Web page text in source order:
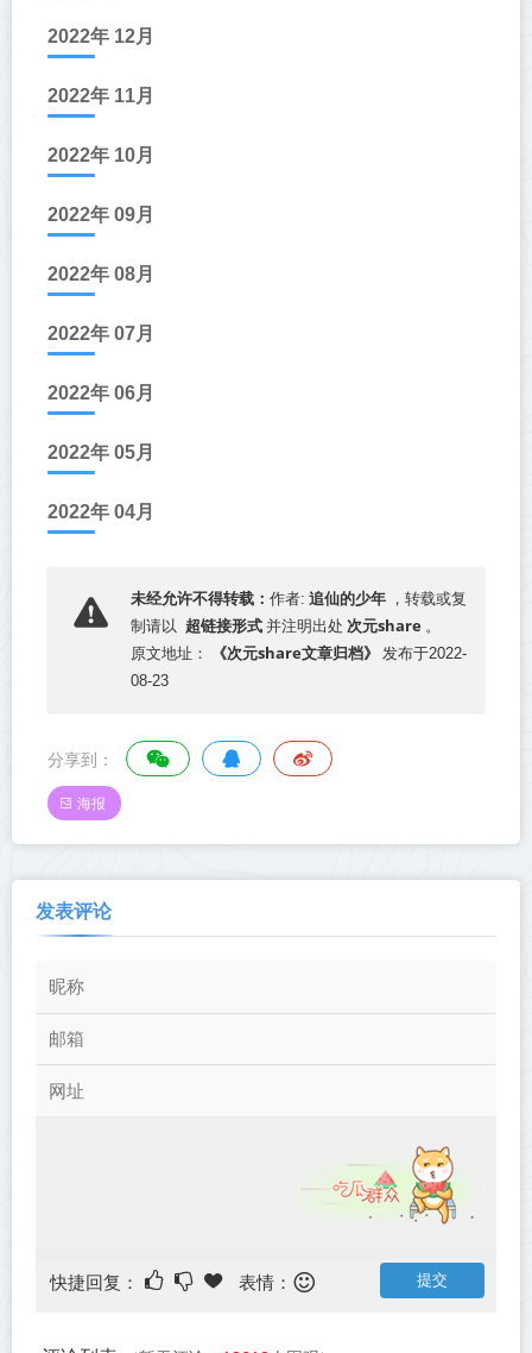
2022年 12月
2022年 11月
2022年 10月
2022年 09月
2022年 08月
2022年 07月
2022年 06月
2022年 05月
2022年 04月
未经允许不得转载： 作者: 追仙的少年 ，转载或复
制请以 超链接形式 并注明出处 次元share 。
原文地址：
《次元share文章归档》
发布于2022-
08-23
分享到：
海报
发表评论
快捷回复： 表情：